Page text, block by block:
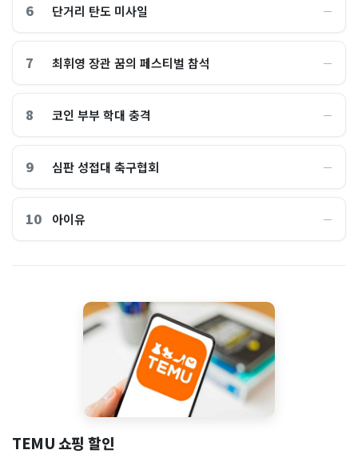
6 단거리 탄도 미사일 ―
7 최휘영 장관 꿈의 페스티벌 참석 ―
8 코인 부부 학대 충격 ―
9 심판 성접대 축구협회 ―
10 아이유 ―
TEMU 쇼핑 할인